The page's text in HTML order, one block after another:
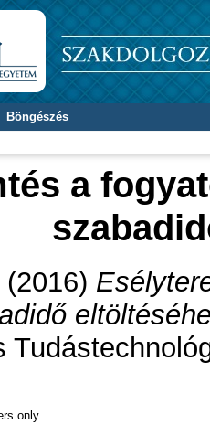
Böngészés
a
(2016)
only